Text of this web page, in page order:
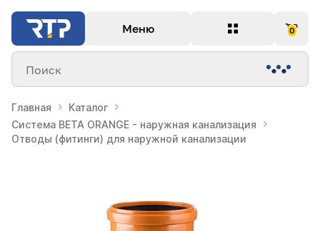
Меню 0
Поиск
Главная
Каталог
Система BETA ORANGE - наружная канализация
Отводы (фитинги) для наружной канализации